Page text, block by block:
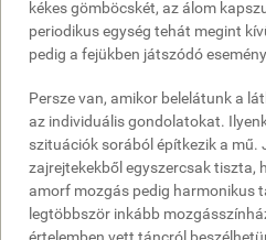
kékes gömböcskét, az álom
periodikus egység tehát megint
pedig a fejükben játszódó
Persze van, amikor belelátunk a
az individuális gondolatokat.
szituációk sorából építkezik a mű.
zajrejtekekből egyszercsak tiszta,
amorf mozgás pedig harmonikus
legtöbbször inkább